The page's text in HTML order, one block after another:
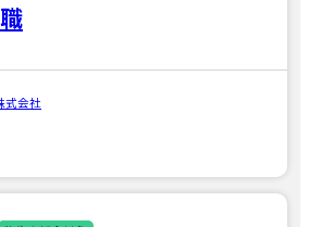
式会社